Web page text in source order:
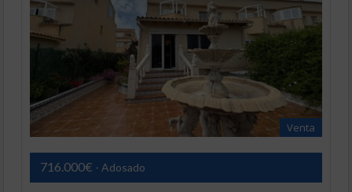
Venta
716.000€ - Adosado